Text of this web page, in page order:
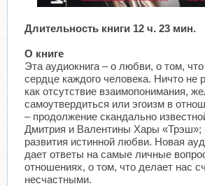
Длительность книги 12 ч. 23 мин.
О книге
Эта аудиокнига – о любви, о том,
сердце каждого человека. Ничто не
как отсутствие взаимопонимания,
самоутвердиться или эгоизм в
– продолжение скандально
Дмитрия и Валентины Хары «Трэш»;
развития истинной любви. Новая
дает ответы на самые личные
отношениях, о том, что делает нас
несчастными.